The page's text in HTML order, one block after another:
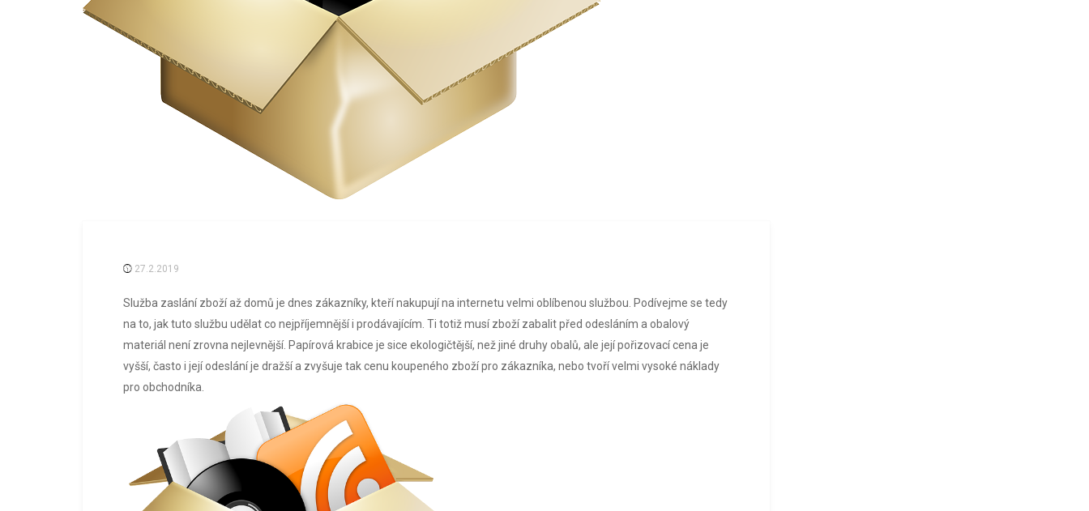
27.2.2019
Služba zaslání zboží až domů je dnes zákazníky, kteří nakupují na internetu velmi oblíbenou službou. Podívejme se tedy
na to, jak tuto službu udělat co nejpříjemnější i prodávajícím. Ti totiž musí zboží zabalit před odesláním a obalový
materiál není zrovna nejlevnější. Papírová krabice je sice ekologičtější, než jiné druhy obalů, ale její pořizovací cena je
vyšší, často i její odeslání je dražší a zvyšuje tak cenu koupeného zboží pro zákazníka, nebo tvoří velmi vysoké náklady
pro obchodníka.